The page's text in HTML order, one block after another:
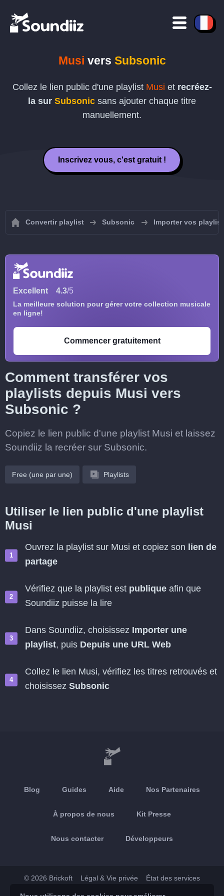
Musi vers Subsonic
Collez le lien public d'une playlist Musi et recréez-
la sur Subsonic sans ajouter chaque titre
manuellement.
Inscrivez vous, c'est gratuit !
Convertir playlist Subsonic Importer vos
Excellent 4.3/5
La meilleure solution pour gérer votre collection musicale
en ligne!
Commencer gratuitement
Comment transférer vos
playlists depuis Musi vers
Subsonic ?
Copiez le lien public d'une playlist Musi et laissez
Soundiiz la recréer sur Subsonic.
Free (une par une) Playlists
Utiliser le lien public d'une playlist
Musi
Ouvrez la playlist sur Musi et copiez son lien de
partage
Vérifiez que la playlist est publique afin que
Soundiiz puisse la lire
Dans Soundiiz, choisissez Importer une
playlist, puis Depuis une URL Web
Collez le lien Musi, vérifiez les titres retrouvés et
choisissez Subsonic
Blog Guides Aide Nos Partenaires
À propos de nous Kit Presse
Nous contacter Développeurs
© 2026 Brickoft Légal & Vie privée État des services